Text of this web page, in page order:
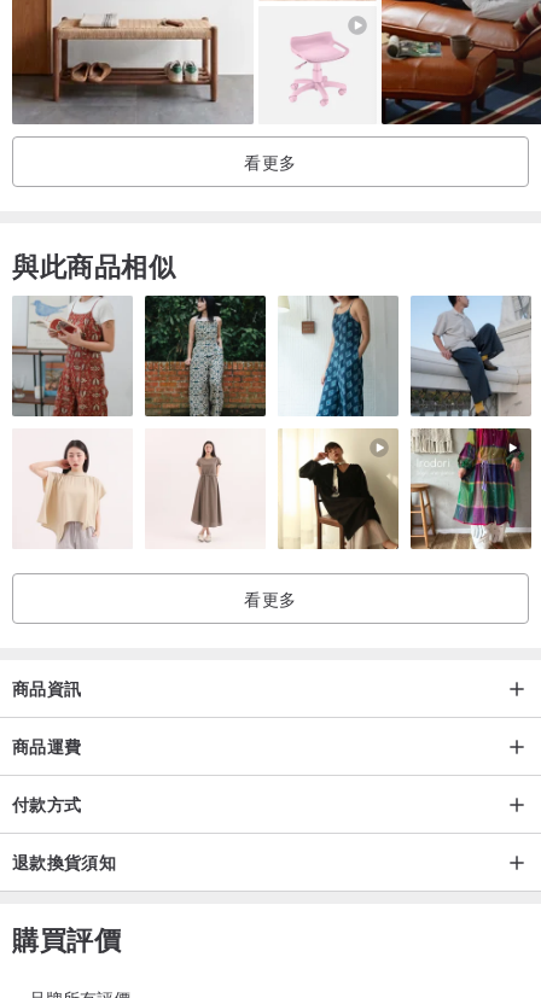
看更多
與此商品相似
看更多
商品資訊
商品運費
付款方式
退款換貨須知
購買評價